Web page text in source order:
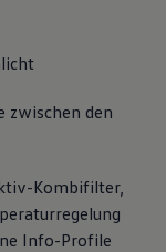
zwischen den
Kombifilter,
Info-Profile